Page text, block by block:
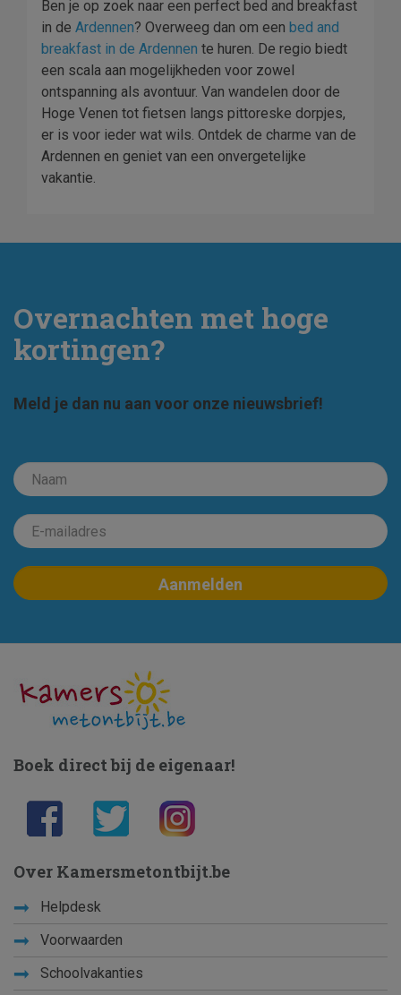
Ben je op zoek naar een perfect bed and breakfast
in de Ardennen? Overweeg dan om een bed and
breakfast in de Ardennen te huren. De regio biedt
een scala aan mogelijkheden voor zowel
ontspanning als avontuur. Van wandelen door de
Hoge Venen tot fietsen langs pittoreske dorpjes,
er is voor ieder wat wils. Ontdek de charme van de
Ardennen en geniet van een onvergetelijke
vakantie.
Overnachten met hoge
kortingen?
Meld je dan nu aan voor onze nieuwsbrief!
Boek direct bij de eigenaar!
Over Kamersmetontbijt.be
Helpdesk
Voorwaarden
Schoolvakanties